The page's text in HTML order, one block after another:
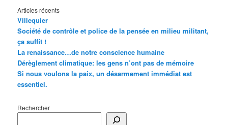
Articles récents
Villequier
Société de contrôle et police de la pensée en milieu militant,
ça suffit !
La renaissance…de notre conscience humaine
Dérèglement climatique: les gens n’ont pas de mémoire
Si nous voulons la paix, un désarmement immédiat est
essentiel.
Rechercher